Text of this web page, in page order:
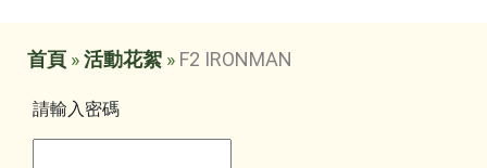
首頁 »活動花絮 » F2 IRONMAN
請輸入密碼